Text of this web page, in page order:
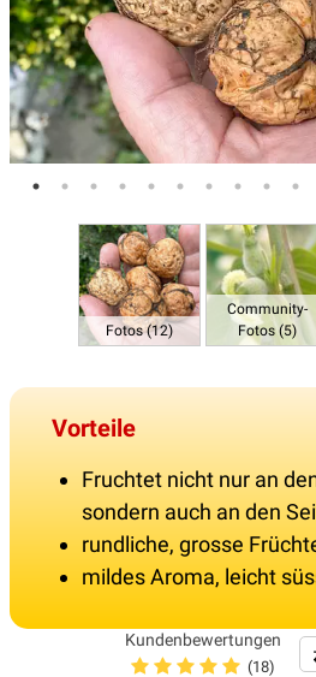
Fotos (12)
Community-
Fotos (5)
Vorteile
Fruchtet nicht nur an
sondern auch an den
rundliche, grosse
mildes Aroma, leicht
Kundenbewertungen
(18)